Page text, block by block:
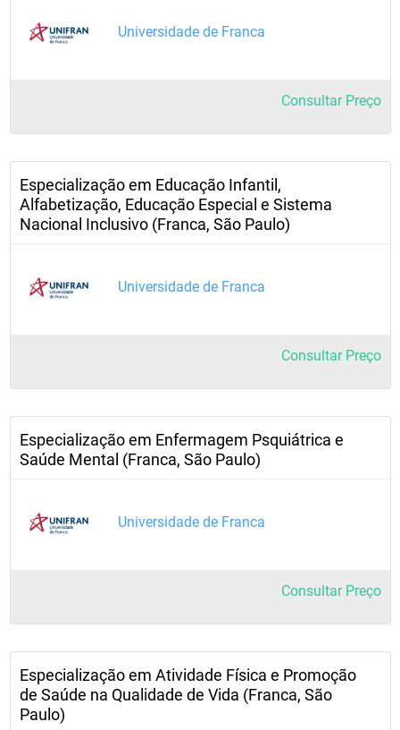
Universidade de Franca
Consultar Preço
Especialização em Educação Infantil,
Alfabetização, Educação Especial e Sistema
Nacional Inclusivo (Franca, São Paulo)
Universidade de Franca
Consultar Preço
Especialização em Enfermagem Psquiátrica e
Saúde Mental (Franca, São Paulo)
Universidade de Franca
Consultar Preço
Especialização em Atividade Física e Promoção
de Saúde na Qualidade de Vida (Franca, São
Paulo)